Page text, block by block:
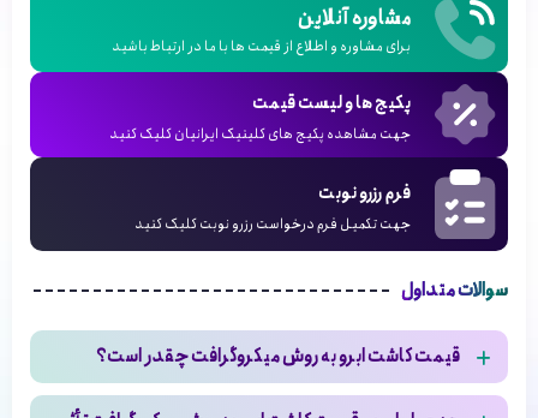
مشاوره آنلاین
برای مشاوره و اطلاع از قیمت ها با ما در ارتباط باشید
پکیج ها و لیست قیمت
جهت مشاهده پکیج های کلینیک ایرانیان کلیک کنید
فرم رزرو نوبت
جهت تکمیل فرم درخواست رزرو نوبت کلیک کنید
سوالات متداول
قیمت کاشت ابرو به روش میکروگرافت چقدر است؟
هزینه کاشت ابرو به روش میکروگرافت در کلینیک ایرانیان از 35